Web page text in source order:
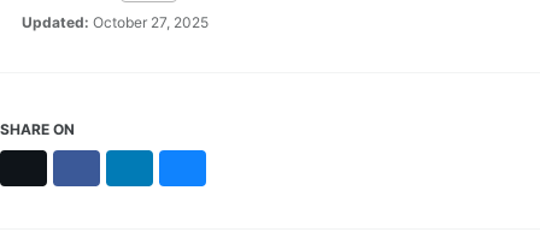
Updated: October 27, 2025
SHARE ON